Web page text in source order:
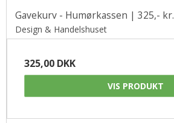
Gavekurv - Humørkassen | 325,- kr.
Design & Handelshuset
325,00 DKK
VIS PRODUKT